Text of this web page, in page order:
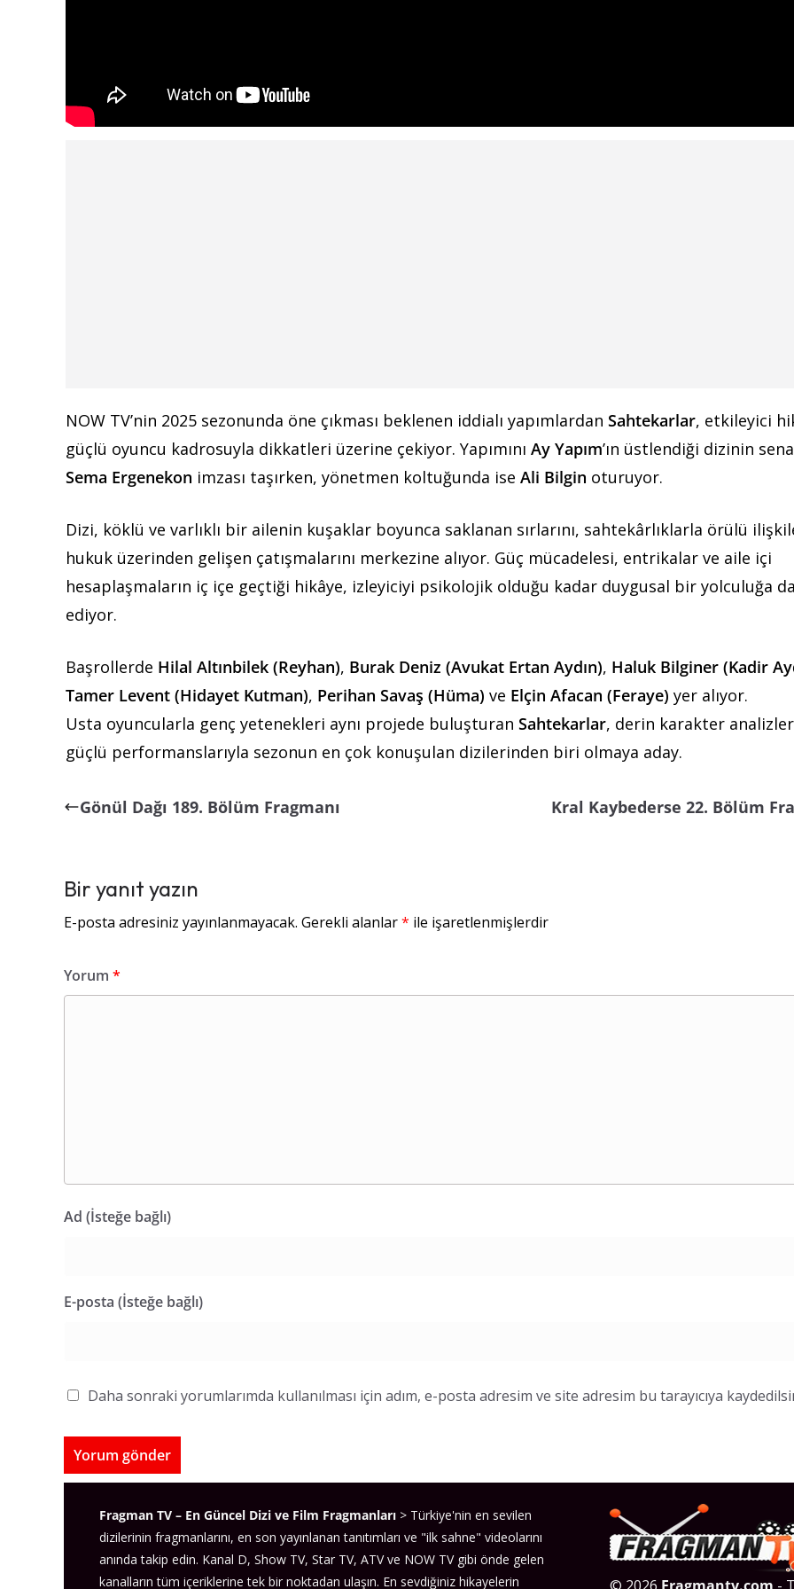
NOW TV’nin 2025 sezonunda öne çıkması beklenen iddialı yapımlardan Sahtekarlar, etkileyici
güçlü oyuncu kadrosuyla dikkatleri üzerine çekiyor. Yapımını Ay Yapım’ın üstlendiği dizinin
Sema Ergenekon imzası taşırken, yönetmen koltuğunda ise Ali Bilgin oturuyor.
Dizi, köklü ve varlıklı bir ailenin kuşaklar boyunca saklanan sırlarını, sahtekârlıklarla örülü
hukuk üzerinden gelişen çatışmalarını merkezine alıyor. Güç mücadelesi, entrikalar ve aile içi
hesaplaşmaların iç içe geçtiği hikâye, izleyiciyi psikolojik olduğu kadar duygusal bir yolculuğa
ediyor.
Başrollerde Hilal Altınbilek (Reyhan), Burak Deniz (Avukat Ertan Aydın), Haluk Bilginer (Kadir
Tamer Levent (Hidayet Kutman), Perihan Savaş (Hüma) ve Elçin Afacan (Feraye) yer alıyor.
Usta oyuncularla genç yetenekleri aynı projede buluşturan Sahtekarlar, derin karakter
güçlü performanslarıyla sezonun en çok konuşulan dizilerinden biri olmaya aday.
Gönül Dağı 189. Bölüm Fragmanı Kral Kaybederse 22. Bölüm
Bir yanıt yazın
E-posta adresiniz yayınlanmayacak. Gerekli alanlar* ile işaretlenmişlerdir
Yorum *
Ad (İsteğe bağlı)
E-posta (İsteğe bağlı)
Daha sonraki yorumlarımda kullanılması için adım, e-posta adresim ve site adresim bu tarayıcıya
Fragman TV – En Güncel Dizi ve Film Fragmanları > Türkiye'nin en sevilen
dizilerinin fragmanlarını, en son yayınlanan tanıtımları ve "ilk sahne" videolarını
anında takip edin. Kanal D, Show TV, Star TV, ATV ve NOW TV gibi önde gelen
kanalların tüm içeriklerine tek bir noktadan ulaşın. En sevdiğiniz hikayelerin